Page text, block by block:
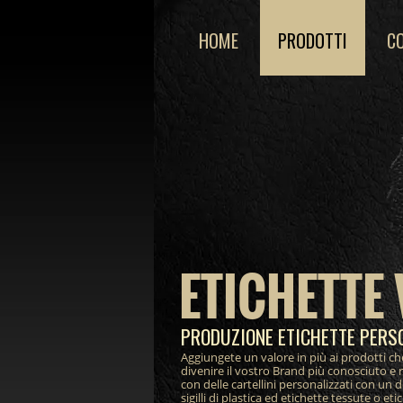
PRODUZIONE ETICHETTE
Aggiungete un valore in più ai prodotti
divenire il vostro Brand più conosciuto e
con delle cartellini personalizzati con un
sigilli di plastica ed etichette tessute o
HOME PRODOTTI